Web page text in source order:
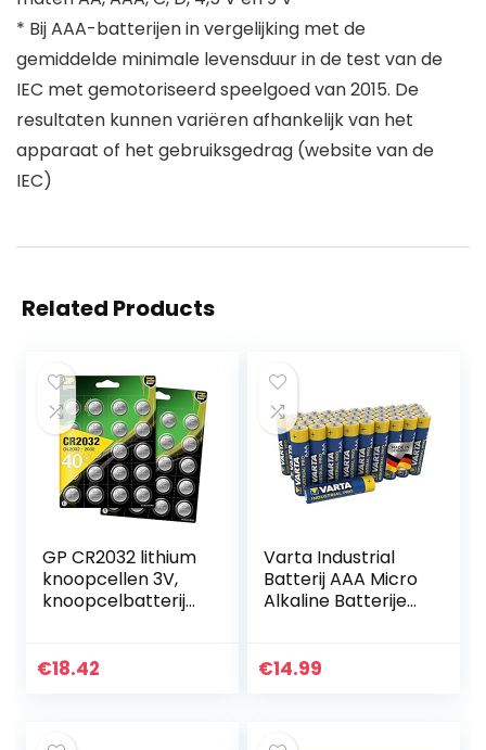
* Bij AAA-batterijen in vergelijking met de
gemiddelde minimale levensduur in de test van de
IEC met gemotoriseerd speelgoed van 2015. De
resultaten kunnen variëren afhankelijk van het
apparaat of het gebruiksgedrag (website van de
IEC)
Related Products
GP CR2032 lithium
knoopcellen 3V,
knoopcelbatterije
Volt (40 stuks in 8
€18.42
Varta Industrial
Batterij AAA Micro
Alkaline Batterijen
milieuvriendelijke
€14.99